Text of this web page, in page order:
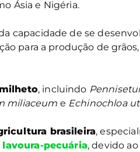
Ásia e Nigéria.
capacidade de se
para a produção de
, incluindo
miliaceum e Echinochloa
brasileira,
pecuária, devido ao